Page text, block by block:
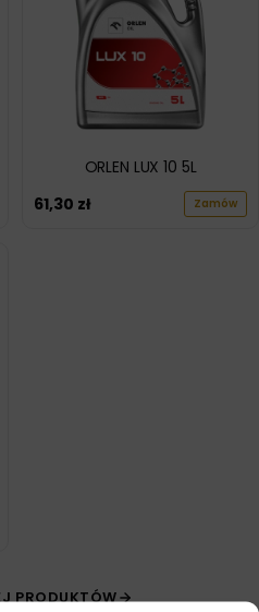
ORLEN LUX 10 5L
61,30 zł Zamów
PRODUKTÓW